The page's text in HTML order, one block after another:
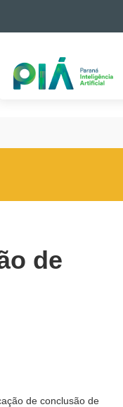
de
de conclusão de